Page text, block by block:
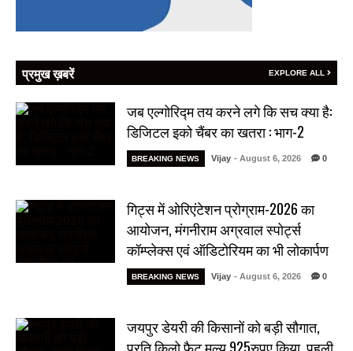
प्रमुख ख़बरें EXPLORE ALL
जब एल्गोरिद्म तय करने लगे कि सच क्या है:
डिजिटल इको चैंबर का खतरा : भाग-2
BREAKING NEWS Vijay - August 6, 2026 0
गिट्स में ओरिएंटेशन प्रोग्राम-2026 का
आयोजन, मंगनीराम अग्रवाल स्पोर्ट्स
कॉम्प्लेक्स एवं ऑडिटोरियम का भी लोकार्पण
BREAKING NEWS Vijay - August 6, 2026 0
जयपुर डेयरी की किसानों को बड़ी सौगात,